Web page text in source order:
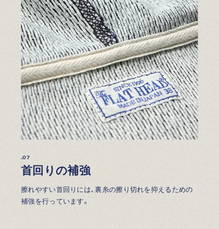
.07
首回りの補強
擦れやすい首回りには、裏糸の擦り切れを抑えるための
補強を行っています。